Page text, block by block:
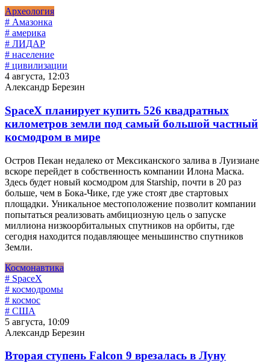
Археология
# Амазонка
# америка
# ЛИДАР
# население
# цивилизации
4 августа, 12:03
Александр Березин
SpaceX планирует купить 526 квадратных
километров земли под самый большой частный
космодром в мире
Остров Пекан недалеко от Мексиканского залива в Луизиане
вскоре перейдет в собственность компании Илона Маска.
Здесь будет новый космодром для Starship, почти в 20 раз
больше, чем в Бока-Чике, где уже стоят две стартовых
площадки. Уникальное местоположение позволит компании
попытаться реализовать амбициозную цель о запуске
миллиона низкоорбитальных спутников на орбиты, где
сегодня находится подавляющее меньшинство спутников
Земли.
Космонавтика
# SpaceX
# космодромы
# космос
# США
5 августа, 10:09
Александр Березин
Вторая ступень Falcon 9 врезалась в Луну